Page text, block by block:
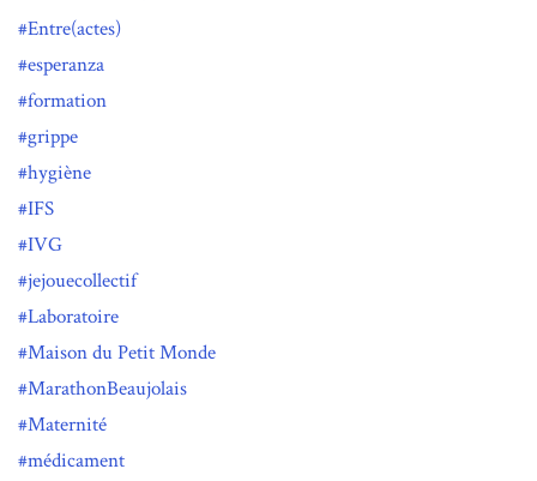
Entre(actes)
esperanza
formation
grippe
hygiène
IFS
IVG
jejouecollectif
Laboratoire
Maison du Petit Monde
MarathonBeaujolais
Maternité
médicament